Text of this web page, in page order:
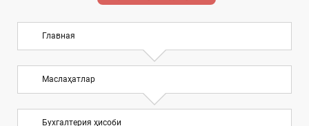
Главная
Маслаҳатлар
Бухгалтерия ҳисоби